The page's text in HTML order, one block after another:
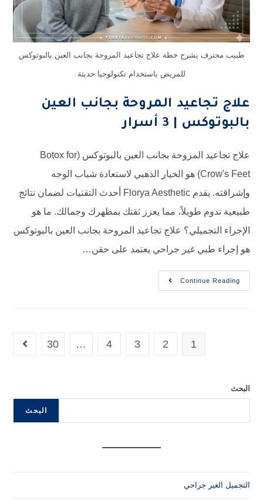
خطة علاج تجاعيد المروحة بجانب العين بالبوتوكس
للمريض باستخدام تكنولوجيا حديثة
المروحة بجانب العين
3 أسرار
علاج تجاعيد المروحة بجانب العين بالبوتوكس (Botox for
Crow's Feet) هو الخيار الذهبي لاستعادة شباب الوجه
وإشراقته. يقدم Florya Aesthetic أحدث التقنيات لضمان نتائج
طويلاً، مما يعزز ثقتك بمظهرك وجمالك. ما هو
علاج تجاعيد المروحة بجانب العين بالبوتوكس
غير جراحي يعتمد على حقن…
3
4
…
30
جراحي